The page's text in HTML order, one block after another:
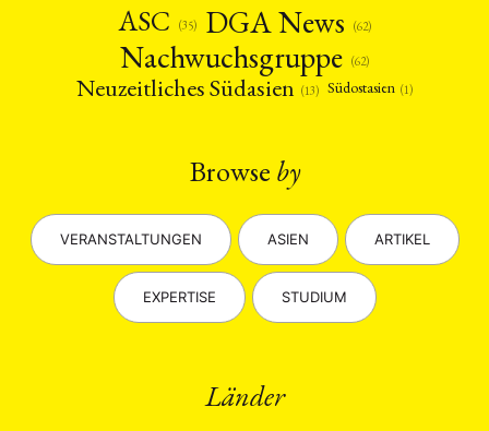
ASC
(35) DGA News (62)
Nachwuchsgruppe (62)
Neuzeitliches Südasien (13) Südostasien (1)
Browse by
VERANSTALTUNGEN ASIEN ARTIKEL
EXPERTISE STUDIUM
Länder